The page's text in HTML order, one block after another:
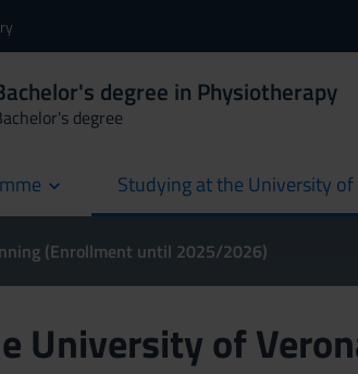
degree in Physiotherapy
degree
Studying at the University of
(Enrollment until 2025/2026)
University of